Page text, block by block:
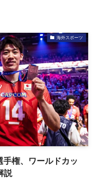
海外スポーツ
手権、ワールドカッ
説